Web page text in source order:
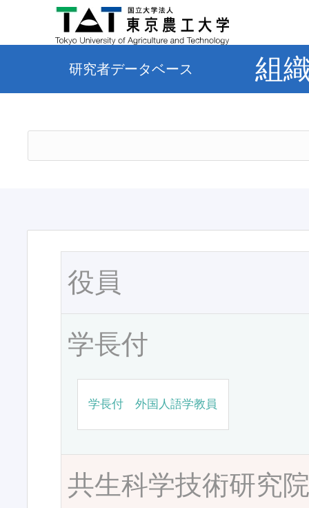
研究者データベース 組
役員
学長付
学長付 外国人語学教員
共生科学技術研究